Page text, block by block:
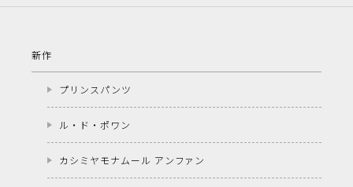
新作
プリンスパンツ
ル・ド・ポワン
カシミヤモナムール アンファン